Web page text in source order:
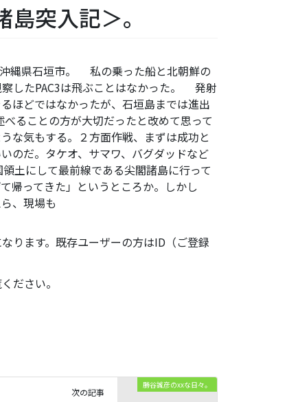
突入記＞。
縄県石垣市。 私の乗った船と北朝鮮の
したPAC3は飛ぶことはなかった。 発射
ほどではなかったが、石垣島までは進出
ることの方が大切だったと改めて思って
な気もする。２方面作戦、まずは成功と
のだ。タケオ、サマワ、バグダッドなど
土にして最前線である尖閣諸島に行って
帰ってきた」というところか。しかし
、現場も
ります。既存ユーザーの方はID（ご登録
ださい。
勝谷誠彦のxxな日々。
次の記事